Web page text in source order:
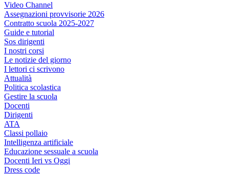
Video Channel
Assegnazioni provvisorie 2026
Contratto scuola 2025-2027
Guide e tutorial
Sos dirigenti
I nostri corsi
Le notizie del giorno
I lettori ci scrivono
Attualità
Politica scolastica
Gestire la scuola
Docenti
Dirigenti
ATA
Classi pollaio
Intelligenza artificiale
Educazione sessuale a scuola
Docenti Ieri vs Oggi
Dress code